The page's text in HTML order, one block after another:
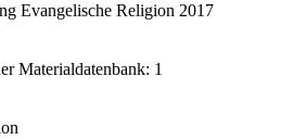
Evangelische Religion 2017
Materialdatenbank: 1